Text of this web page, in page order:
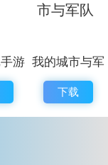
游戏内容。
，每个种族都
游 我的城市与军
队
下载